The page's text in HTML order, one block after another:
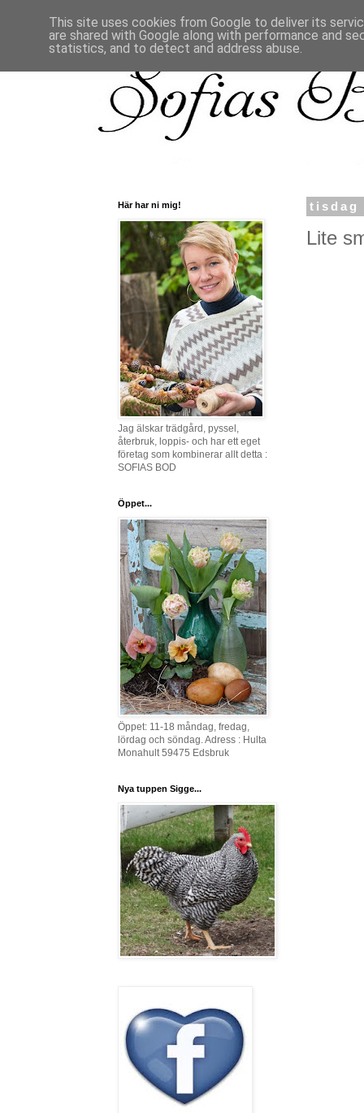
tisdag
Lite
Här har ni mig!
Jag älskar trädgård, pyssel,
återbruk, loppis- och har ett eget
företag som kombinerar allt detta :
SOFIAS BOD
Öppet...
Öppet: 11-18 måndag, fredag,
lördag och söndag. Adress : Hulta
Monahult 59475 Edsbruk
Nya tuppen Sigge...
This site uses cookies from Google to deliver its
are shared with Google along with performance and
statistics, and to detect and address abuse.